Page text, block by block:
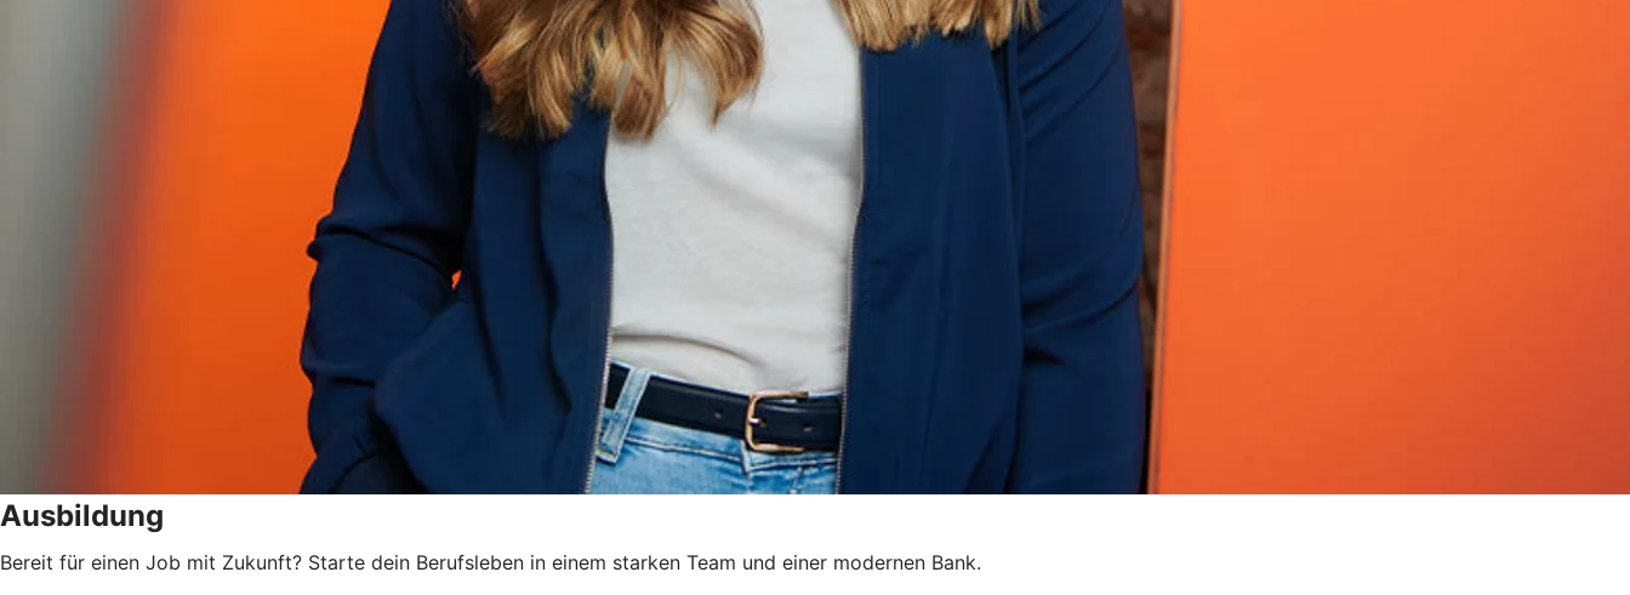
Ausbildung
Bereit für einen Job mit Zukunft? Starte dein Berufsleben in einem starken Team und einer modernen Bank.